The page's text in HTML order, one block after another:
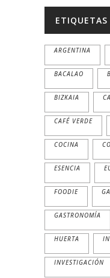
ETIQUETAS
ARGENTINA
BACALAO
BIZKAIA
CAFÉ VERDE
COCINA
ESENCIA
FOODIE
GASTRONOMÍA
HUERTA
INVESTIGACIÓN